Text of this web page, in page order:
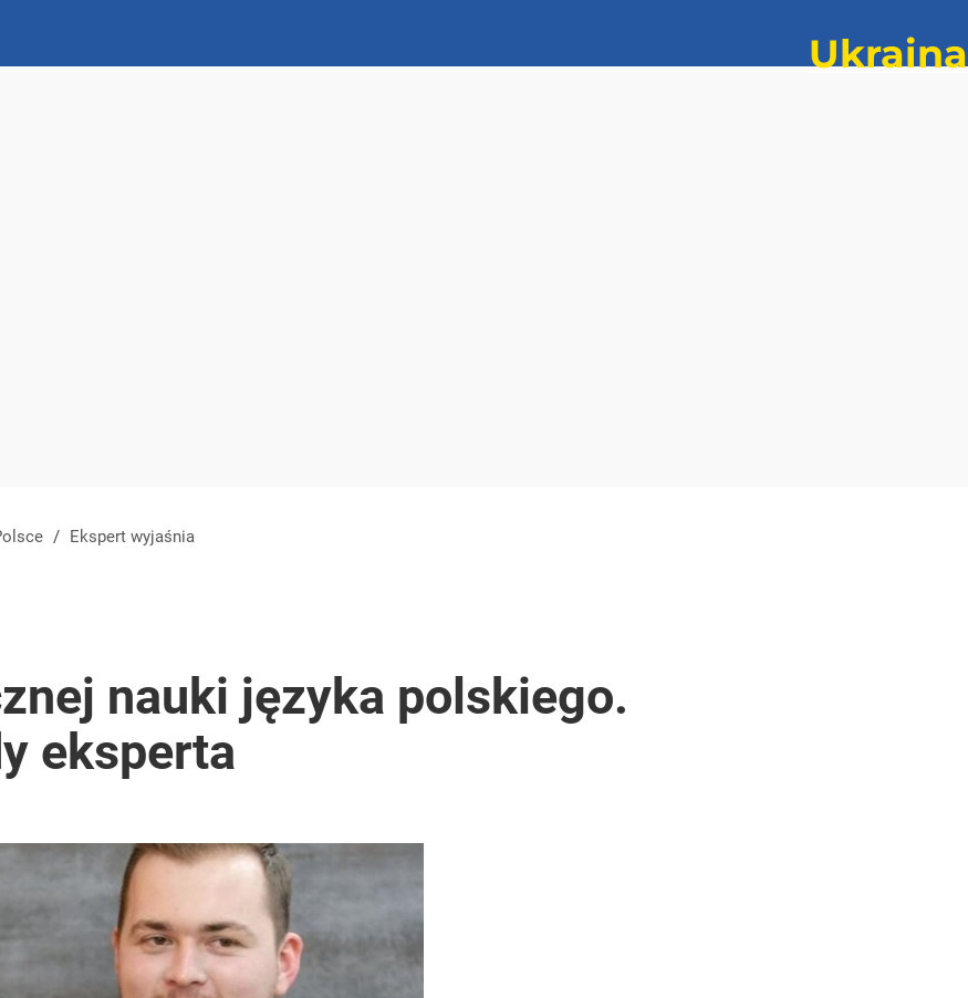
/ Ekspert wyjaśnia
nauki języka polskiego.
eksperta